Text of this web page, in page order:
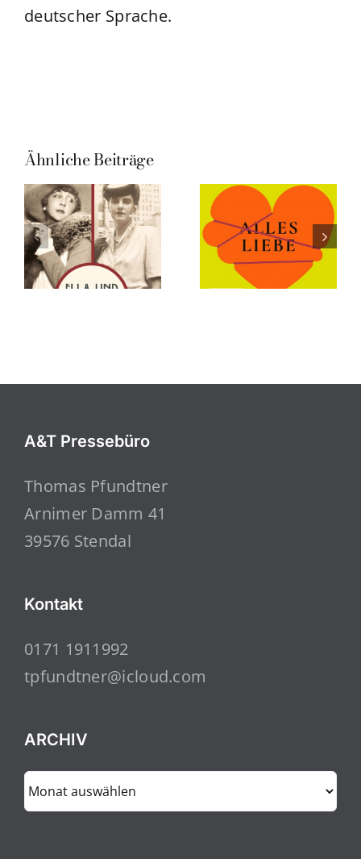
deutscher Sprache.
Ähnliche Beiträge
A&T Pressebüro
Thomas Pfundtner
Arnimer Damm 41
39576 Stendal
Kontakt
0171 1911992
tpfundtner@icloud.com
ARCHIV
ARCHIV